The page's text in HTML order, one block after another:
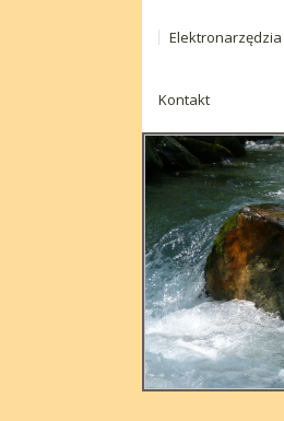
Elektronarzędzia
Kontakt